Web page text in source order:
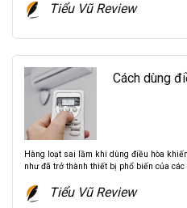
Tiểu Vũ Review
Cách dùng
Hàng loạt sai lầm khi dùng điều hòa
như đã trở thành thiết bị phổ biến của
Tiểu Vũ Review